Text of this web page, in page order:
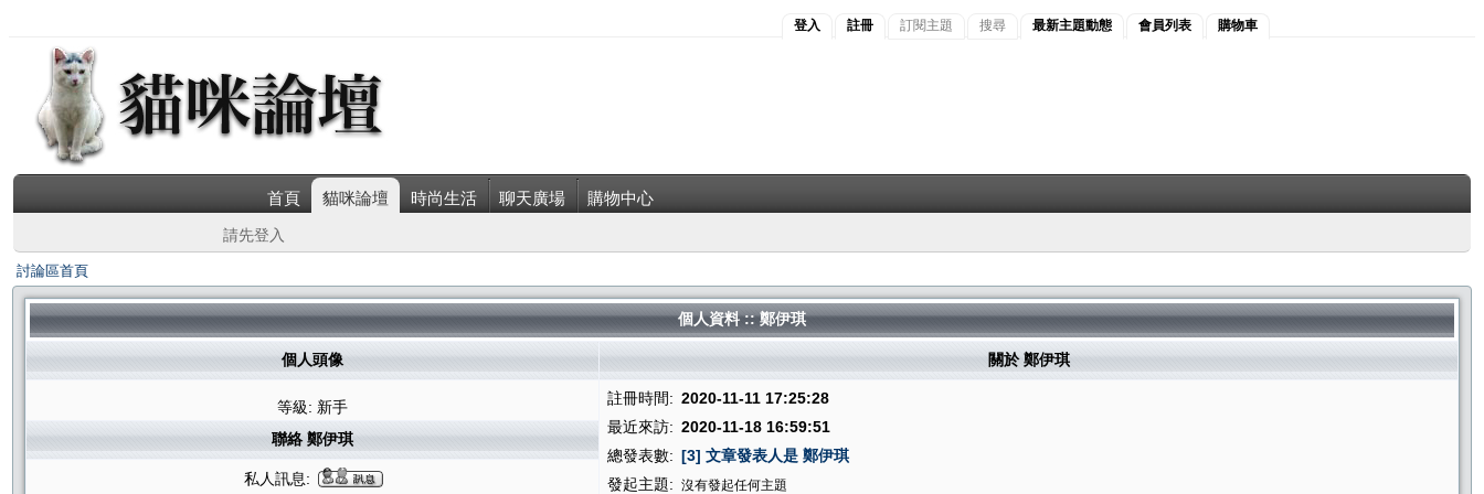
登入 註冊 訂閱主題 搜尋 最新主題動態 會員列表 購物車
首頁 貓咪論壇 時尚生活 聊天廣場 購物中心
請先登入
討論區首頁
個人資料 :: 鄭伊琪
個人頭像 關於 鄭伊琪
等級: 新手 註冊時間: 2020-11-11 17:25:28
最近來訪: 2020-11-18 16:59:51
總發表數: [3] 文章發表人是 鄭伊琪
發起主題: 沒有發起任何主題
聯絡 鄭伊琪
私人訊息: